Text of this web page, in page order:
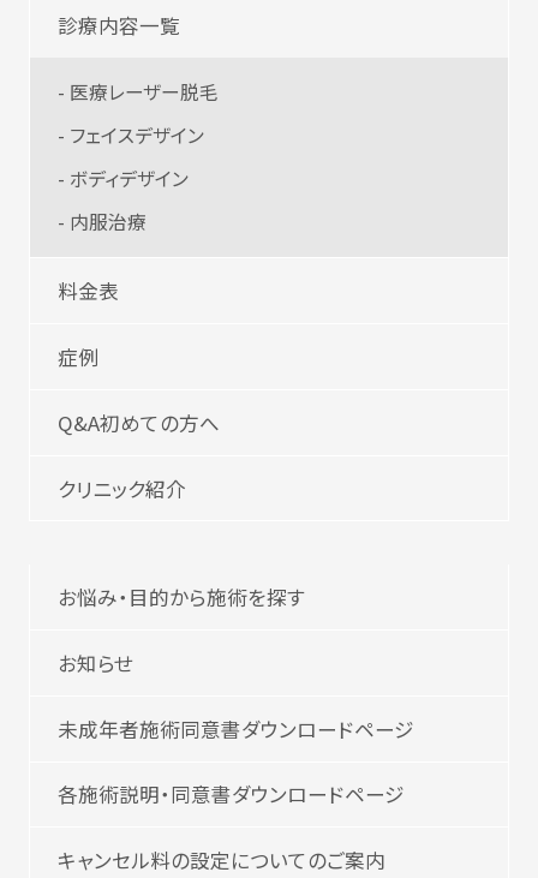
診療内容一覧
- 医療レーザー脱毛
- フェイスデザイン
- ボディデザイン
- 内服治療
料金表
症例
Q&A初めての方へ
クリニック紹介
お悩み・目的から施術を探す
お知らせ
未成年者施術同意書ダウンロードページ
各施術説明・同意書ダウンロードページ
キャンセル料の設定についてのご案内